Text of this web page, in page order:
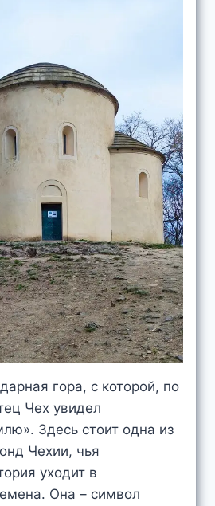
гора, с которой, по
Чех увидел
Здесь стоит одна из
Чехии, чья
уходит в
Она – символ